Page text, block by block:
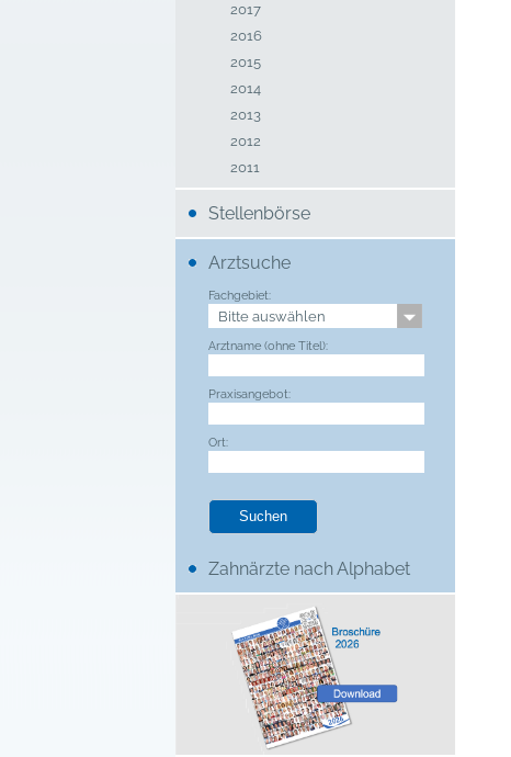
2017
2016
2015
2014
2013
2012
2011
Stellenbörse
Arztsuche
Fachgebiet:
Arztname (ohne Titel):
Praxisangebot:
Ort:
Zahnärzte nach Alphabet